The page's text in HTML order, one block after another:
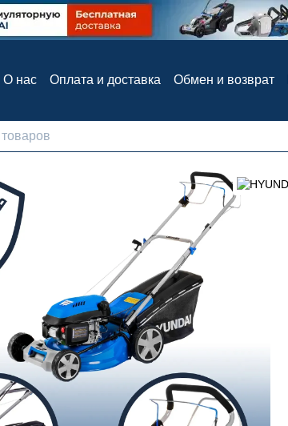
О нас Оплата и доставка Обмен и возврат